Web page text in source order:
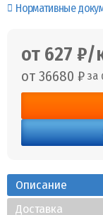
Нормативные
от 627 ₽/
от 36680 ₽ за
Описание
Доставка